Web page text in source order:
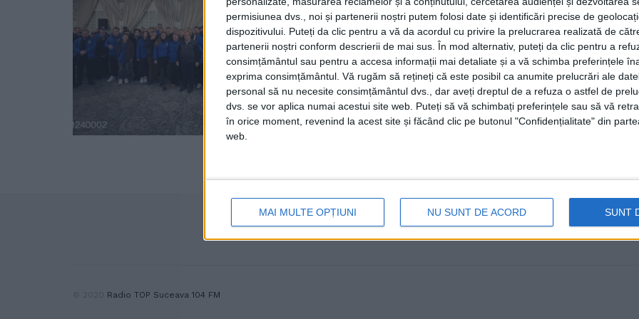
permisiunea dvs., noi și partenerii noștri putem folosi date și identificări precise de
dispozitivului. Puteți da clic pentru a vă da acordul cu privire la prelucrarea realizată de
partenerii noștri conform descrierii de mai sus. În mod alternativ, puteți da clic pentru a
consimțământul sau pentru a accesa informații mai detaliate și a vă schimba preferințele
exprima consimțământul. Vă rugăm să rețineți că este posibil ca anumite prelucrări ale
personal să nu necesite consimțământul dvs., dar aveți dreptul de a refuza o astfel de
dvs. se vor aplica numai acestui site web. Puteți să vă schimbați preferințele sau să vă
în orice moment, revenind la acest site și făcând clic pe butonul "Confidențialitate" din
web.
MAI MULTE OPȚIUNI NU SUNT DE ACORD SUNT
linie pentru viitorul României.
dintre candidați care
15 NOIEMBRIE, 2024
Candidații PNL Suceava pentru parlamentare au
Într-un comunicat al PNL Suceava ...
Radio TOP Suceava 104 FM